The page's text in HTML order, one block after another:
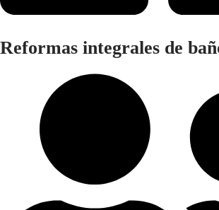
Reformas integrales de